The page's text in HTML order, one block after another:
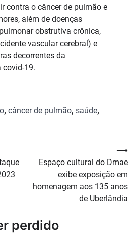
contra o câncer de pulmão e
além de doenças
obstrutiva crônica,
vascular cerebral) e
decorrentes da
19.
, câncer de pulmão, saúde,
Espaço cultural do Dmae
exibe exposição em
homenagem aos 135 anos
de Uberlândia
⟶
perdido